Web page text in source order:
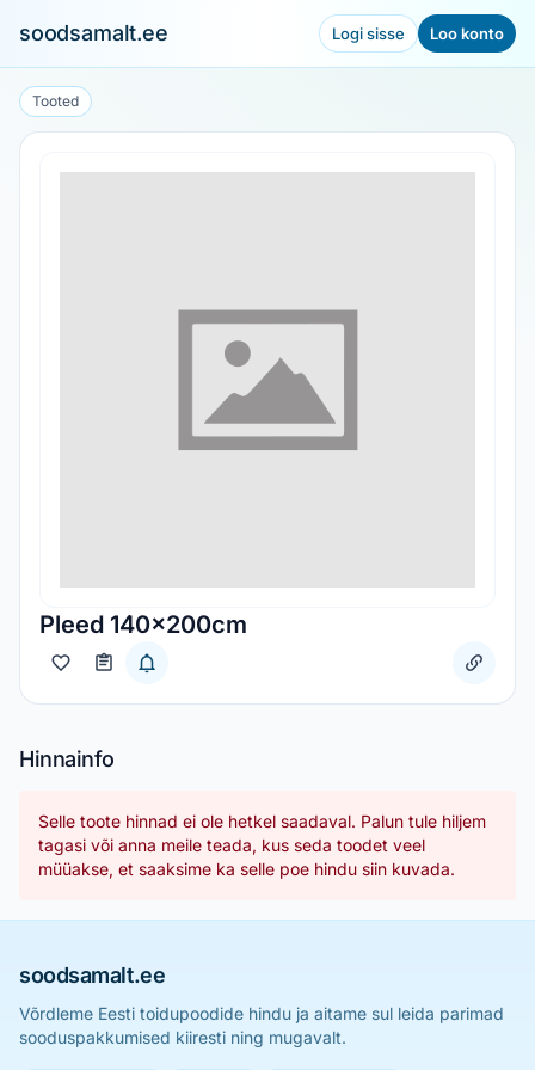
soodsamalt.ee Logi sisse Loo konto
Tooted
Pleed 140x200cm
Hinnainfo
Selle toote hinnad ei ole hetkel saadaval. Palun tule hiljem
tagasi või anna meile teada, kus seda toodet veel
müüakse, et saaksime ka selle poe hindu siin kuvada.
soodsamalt.ee
Võrdleme Eesti toidupoodide hindu ja aitame sul leida parimad
sooduspakkumised kiiresti ning mugavalt.